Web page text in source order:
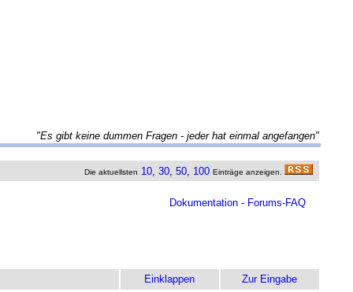
"Es gibt keine dummen Fragen - jeder hat einmal angefangen"
Die aktuellsten 10, 30, 50, 100 Einträge anzeigen.
Dokumentation - Forums-FAQ
Einklappen Zur Eingabe